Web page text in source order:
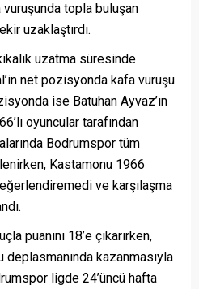
vuruşunda topla buluşan
uzaklaştırdı.
uzatma süresinde
net pozisyonda kafa vuruşu
ise Batuhan Ayvaz’ın
oyuncular tarafından
Bodrumspor tüm
Kastamonu 1966
ve karşılaşma
puanını 18’e çıkarırken,
deplasmanında kazanmasıyla
ligde 24’üncü hafta